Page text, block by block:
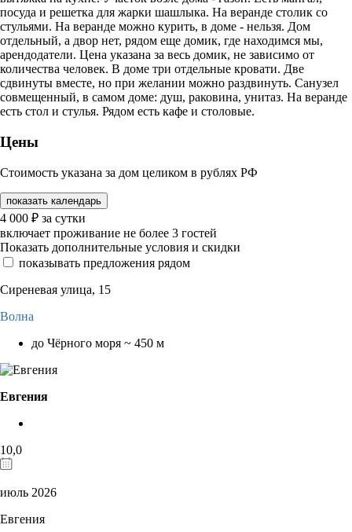
посуда и решетка для жарки шашлыка. На веранде столик со
стульями. На веранде можно курить, в доме - нельзя. Дом
отдельный, а двор нет, рядом еще домик, где находимся мы,
арендодатели. Цена указана за весь домик, не зависимо от
количества человек. В доме три отдельные кровати. Две
сдвинуты вместе, но при желании можно раздвинуть. Санузел
совмещенный, в самом доме: душ, раковина, унитаз. На веранде
есть стол и стулья. Рядом есть кафе и столовые.
Цены
Стоимость указана за дом целиком в рублях РФ
показать календарь
4 000 ₽ за сутки
включает проживание не более 3 гостей
Показать дополнительные условия и скидки
показывать предложения рядом
Сиреневая улица, 15
Волна
до Чёрного моря ~ 450 м
Евгения
10,0
июль 2026
Евгения